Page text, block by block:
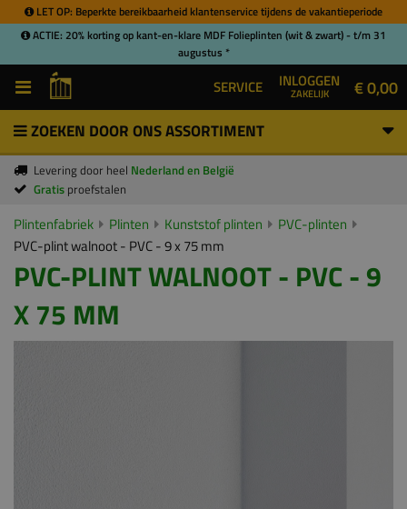
LET OP: Beperkte bereikbaarheid klantenservice tijdens de vakantieperiode
ACTIE: 20% korting op kant-en-klare MDF Folieplinten (wit & zwart) - t/m 31
augustus *
SERVICE INLOGGEN
ZAKELIJK € 0,00
ZOEKEN DOOR ONS ASSORTIMENT
Levering door heel Nederland en België
Gratis proefstalen
Plintenfabriek Plinten Kunststof plinten
PVC-plinten
PVC-plint walnoot - PVC - 9 x 75 mm
PVC-PLINT WALNOOT - PVC - 9
X 75 MM